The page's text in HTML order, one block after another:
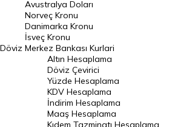
Danimarka Kronu Kuru
Kanada Doları Kuru
Norveç Kronu Kuru
İsveç Kronu Kuru
Japon Yeni Kuru
Serbest Piyasa Döviz Kurları
Döviz
Avustralya Doları
Norveç Kronu
Danimarka Kronu
İsveç Kronu
Merkez Bankası Kurlari
Altın Hesaplama
Döviz Çevirici
Yüzde Hesaplama
KDV Hesaplama
İndirim Hesaplama
Maaş Hesaplama
Kıdem Tazminatı Hesaplama